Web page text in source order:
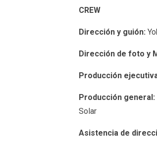
CREW
Dirección y guión:
Dirección de foto y
Producción
Producción general:
Solar
Asistencia de